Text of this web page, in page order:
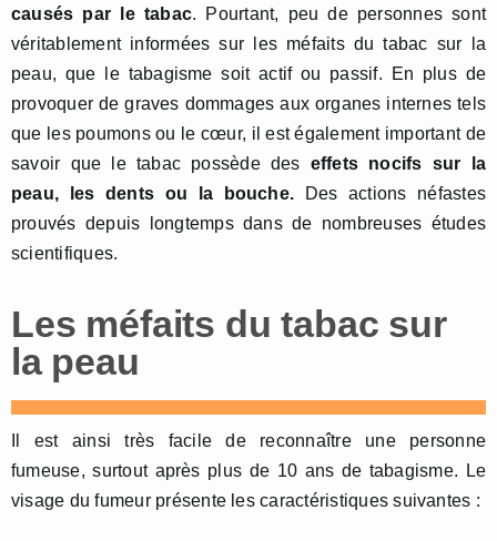
causés par le tabac. Pourtant, peu de personnes sont
véritablement informées sur les méfaits du tabac sur la
peau, que le tabagisme soit actif ou passif. En plus de
provoquer de graves dommages aux organes internes tels
que les poumons ou le cœur, il est également important de
savoir que le tabac possède des effets nocifs sur la
peau, les dents ou la bouche. Des actions néfastes
prouvés depuis longtemps dans de nombreuses études
scientifiques.
Les méfaits du tabac sur
la peau
Il est ainsi très facile de reconnaître une personne
fumeuse, surtout après plus de 10 ans de tabagisme. Le
visage du fumeur présente les caractéristiques suivantes :